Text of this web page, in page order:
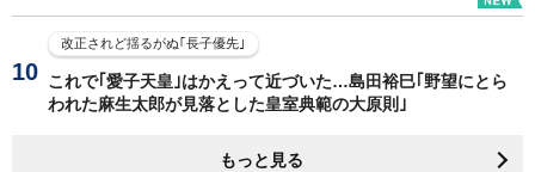
改正されど揺るがぬ｢長子優先｣
これで｢愛子天皇｣はかえって近づいた…島田裕巳｢野望にとら
われた麻生太郎が見落とした皇室典範の大原則｣
もっと見る